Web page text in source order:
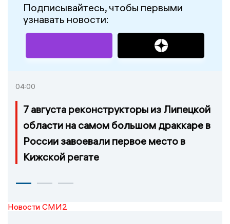
Подписывайтесь, чтобы первыми
узнавать новости:
04:00
7 августа реконструкторы из Липецкой
области на самом большом драккаре в
России завоевали первое место в
Кижской регате
Новости СМИ2